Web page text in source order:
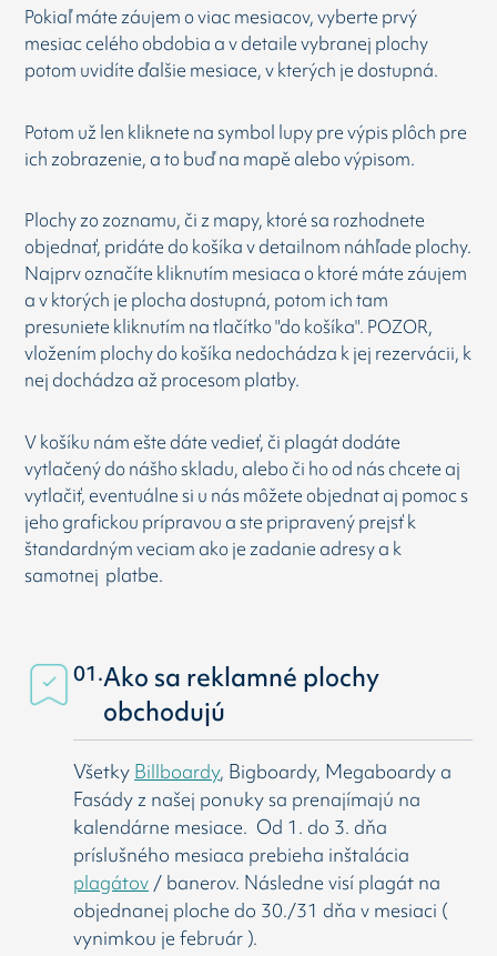
Pokiaľ máte záujem o viac mesiacov, vyberte prvý
mesiac celého obdobia a v detaile vybranej plochy
potom uvidíte ďalšie mesiace, v kterých je dostupná.
Potom už len kliknete na symbol lupy pre výpis plôch pre
ich zobrazenie, a to buď na mapě alebo výpisom.
Plochy zo zoznamu, či z mapy, ktoré sa rozhodnete
objednať, pridáte do košíka v detailnom náhľade plochy.
Najprv označíte kliknutím mesiaca o ktoré máte záujem
a v ktorých je plocha dostupná, potom ich tam
presuniete kliknutím na tlačítko "do košíka". POZOR,
vložením plochy do košíka nedochádza k jej rezervácii, k
nej dochádza až procesom platby.
V košíku nám ešte dáte vedieť, či plagát dodáte
vytlačený do nášho skladu, alebo či ho od nás chcete aj
vytlačiť, eventuálne si u nás môžete objednat aj pomoc s
jeho grafickou prípravou a ste pripravený prejsť k
štandardným veciam ako je zadanie adresy a k
samotnej platbe.
01.Ako sa reklamné plochy
obchodujú
Všetky Billboardy, Bigboardy, Megaboardy a
Fasády z našej ponuky sa prenajímajú na
kalendárne mesiace. Od 1. do 3. dňa
príslušného mesiaca prebieha inštalácia
plagátov / banerov. Následne visí plagát na
objednanej ploche do 30./31 dňa v mesiaci (
vynimkou je február ).